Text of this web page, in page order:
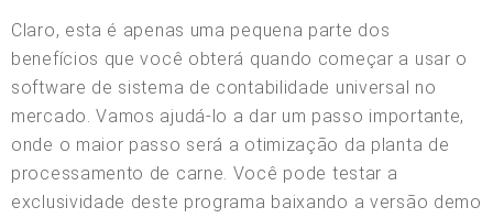
Claro, esta é apenas uma pequena parte dos
benefícios que você obterá quando começar a usar o
software de sistema de contabilidade universal no
mercado. Vamos ajudá-lo a dar um passo importante,
onde o maior passo será a otimização da planta de
processamento de carne. Você pode testar a
exclusividade deste programa baixando a versão demo